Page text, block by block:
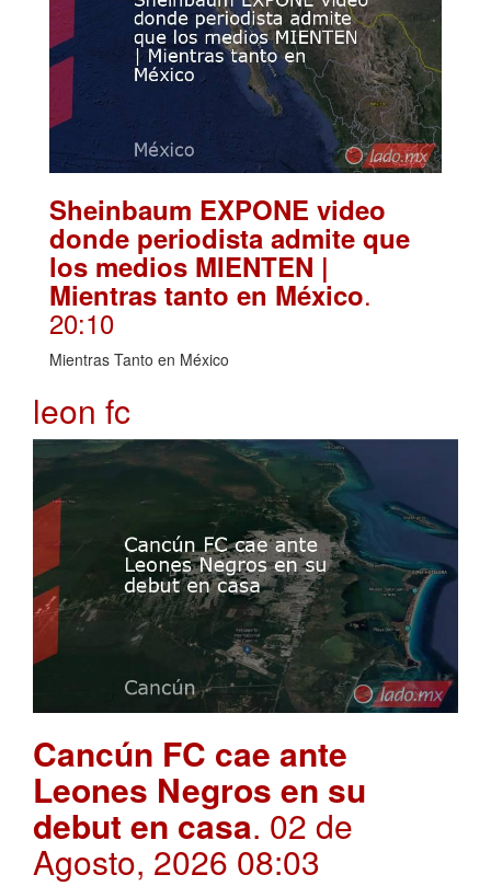
Sheinbaum EXPONE video
donde periodista admite que
los medios MIENTEN |
Mientras tanto en México.
20:10
Mientras Tanto en México
leon fc
Cancún FC cae ante
Leones Negros en su
debut en casa. 02 de
Agosto, 2026 08:03